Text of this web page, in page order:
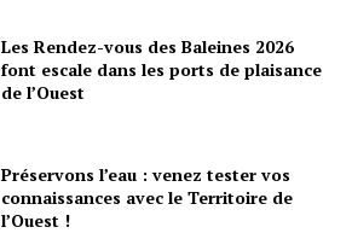
Les Rendez-vous des Baleines 2026
font escale dans les ports de plaisance
de l’Ouest
Préservons l’eau : venez tester vos
connaissances avec le Territoire de
l’Ouest !